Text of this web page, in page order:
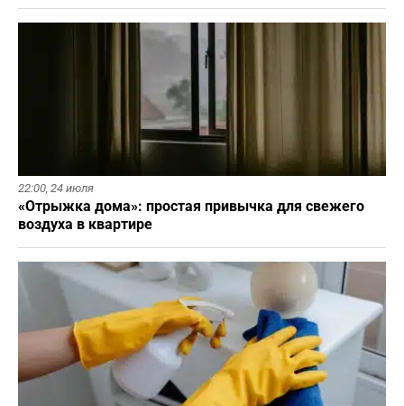
22:00, 24 июля
«Отрыжка дома»: простая привычка для свежего
воздуха в квартире